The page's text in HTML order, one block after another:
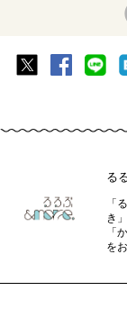
る
「
き
「
を